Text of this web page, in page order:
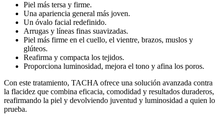
Piel más tersa y firme.
Una apariencia general más joven.
Un óvalo facial redefinido.
Arrugas y líneas finas suavizadas.
Piel más firme en el cuello, el vientre, brazos, muslos y
glúteos.
Reafirma y compacta los tejidos.
Proporciona luminosidad, mejora el tono y afina los poros.
Con este tratamiento, TACHA ofrece una solución avanzada contra
la flacidez que combina eficacia, comodidad y resultados duraderos,
reafirmando la piel y devolviendo juventud y luminosidad a quien lo
prueba.